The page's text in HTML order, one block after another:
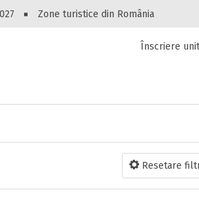
Zone turistice din România
oferte de cazare!
vile, apartamente sau alte
Înscriere
Resetare